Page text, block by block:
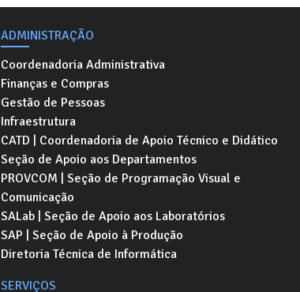
ADMINISTRAÇÃO
Coordenadoria Administrativa
Finanças e Compras
Gestão de Pessoas
Infraestrutura
CATD | Coordenadoria de Apoio Técnico e Didático
Seção de Apoio aos Departamentos
PROVCOM | Seção de Programação Visual e
Comunicação
SALab | Seção de Apoio aos Laboratórios
SAP | Seção de Apoio à Produção
Diretoria Técnica de Informática
SERVIÇOS